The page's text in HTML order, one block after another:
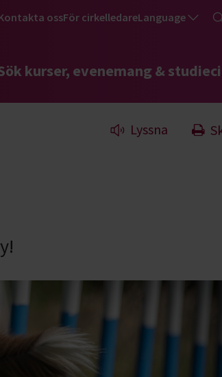
ossFör cirkelledareLanguage
kurser, evenemang &
Lyssna